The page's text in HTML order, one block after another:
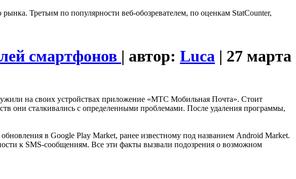
Третьим по популярности веб-обозревателем, по оценкам StatCounter,
смартфонов | автор: Luca | 27 марта
на своих устройствах приложение «МТС Мобильная Почта». Стоит
они сталкивались с определенными проблемами. После удаления программы,
в Google Play Market, ранее известному под названием Android Market.
к SMS-сообщениям. Все эти факты вызвали подозрения о возможном